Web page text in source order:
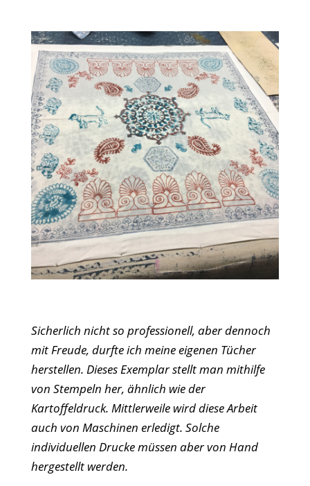
Sicherlich nicht so professionell, aber dennoch
mit Freude, durfte ich meine eigenen Tücher
herstellen. Dieses Exemplar stellt man mithilfe
von Stempeln her, ähnlich wie der
Kartoffeldruck. Mittlerweile wird diese Arbeit
auch von Maschinen erledigt. Solche
individuellen Drucke müssen aber von Hand
hergestellt werden.